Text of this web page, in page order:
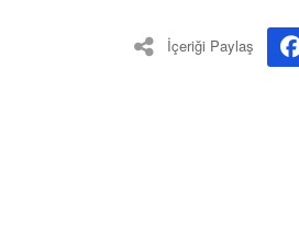
İçeriği Paylaş